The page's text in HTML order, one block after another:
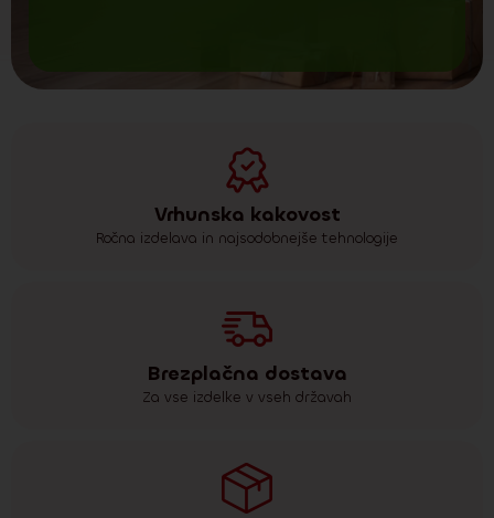
Vrhunska kakovost
Ročna izdelava in najsodobnejše tehnologije
Brezplačna dostava
Za vse izdelke v vseh državah